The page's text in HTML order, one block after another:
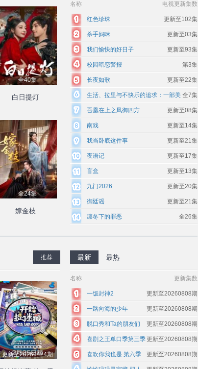
全40集
白日提灯
全24集
嫁金枝
名称 电视更新集数
更新至102集
红色珍珠
更新至03集
杀手妈咪
更新至93集
我们愉快的好日子
第3集
校园暗恋警报
更新至22集
长夜如歌
全7集
生活、拉里与不快乐的追求：一部美
国史 更新至08集
吾凰在上之凤御四方
更新至14集
南戏
更新至21集
我当卧底这件事
更新至17集
夜语记
更新至13集
盲盒
更新至20集
九门2026
更新至21集
御廷谣
全26集
凛冬下的罪恶
推荐
更新至20260424期
最新 最热
名称 更新集数
更新至20260808期
一饭封神2
更新至20260808期
一路向海的少年
更新至20260808期
脱口秀和Ta的朋友们
第三季 更新至20260808期
喜剧之王单口季第三季
更新至20260808期
喜欢你我也是 第六季